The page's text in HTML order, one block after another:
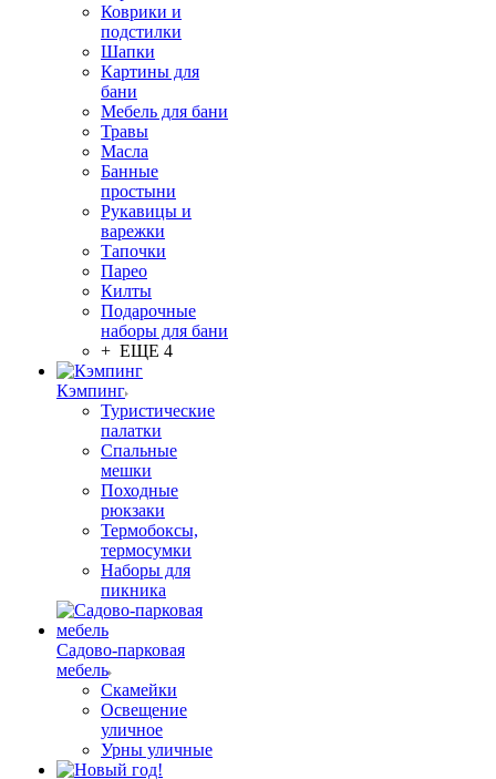
Коврики и
подстилки
Шапки
Картины для
бани
Мебель для бани
Травы
Масла
Банные
простыни
Рукавицы и
варежки
Тапочки
Парео
Килты
Подарочные
наборы для бани
+ ЕЩЕ 4
Кэмпинг
Туристические
палатки
Спальные
мешки
Походные
рюкзаки
Термобоксы,
термосумки
Наборы для
пикника
Садово-парковая
мебель
Скамейки
Освещение
уличное
Урны уличные